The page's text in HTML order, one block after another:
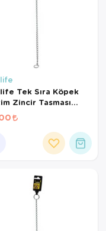
Tek Sıra Köpek
Zincir Tasması
Cm